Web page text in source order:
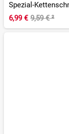
Spezial-
6,99 € 9,59 €²